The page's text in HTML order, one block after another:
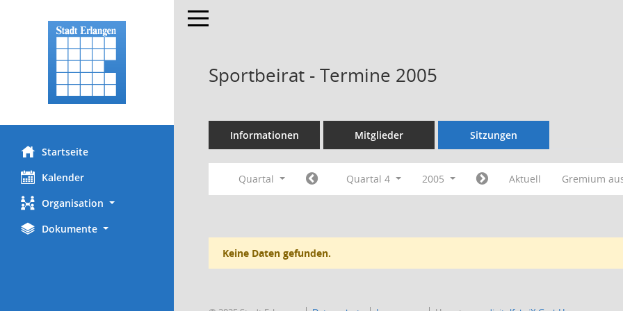
Startseite
Kalender
Organisation
Dokumente
Toggle navigation
Sportbeirat - Termine 2005
Informationen Mitglieder Sitzungen
Quartal Quartal 4 2005 Aktuell Gremium
Keine Daten gefunden.